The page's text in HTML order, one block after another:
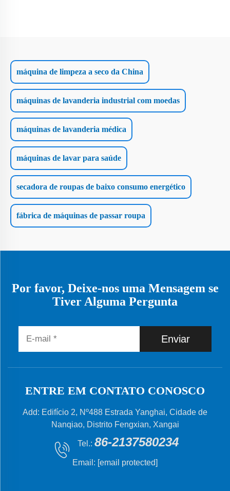
máquina de limpeza a seco da China
máquinas de lavanderia industrial com moedas
máquinas de lavanderia médica
máquinas de lavar para saúde
secadora de roupas de baixo consumo energético
fábrica de máquinas de passar roupa
Por favor, Deixe-nos uma Mensagem se
Tiver Alguma Pergunta
Enviar
ENTRE EM CONTATO CONOSCO
Add: Edifício 2, Nº488 Estrada Yanghai, Cidade de
Nanqiao, Distrito Fengxian, Xangai
Tel.: 86-2137580234
Email: [email protected]